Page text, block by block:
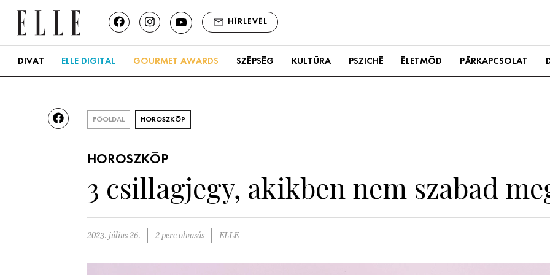
HÍRLEVÉL
DIVAT ELLE DIGITAL GOURMET AWARDS SZÉPSÉG KULTÚRA PSZICHÉ ÉLETMÓD PÁRKAPCSOLAT
FŐOLDAL HOROSZKÓP
HOROSZKÓP
3 csillagjegy, akikben nem szabad
2023. július 26. 2 perc olvasás ELLE